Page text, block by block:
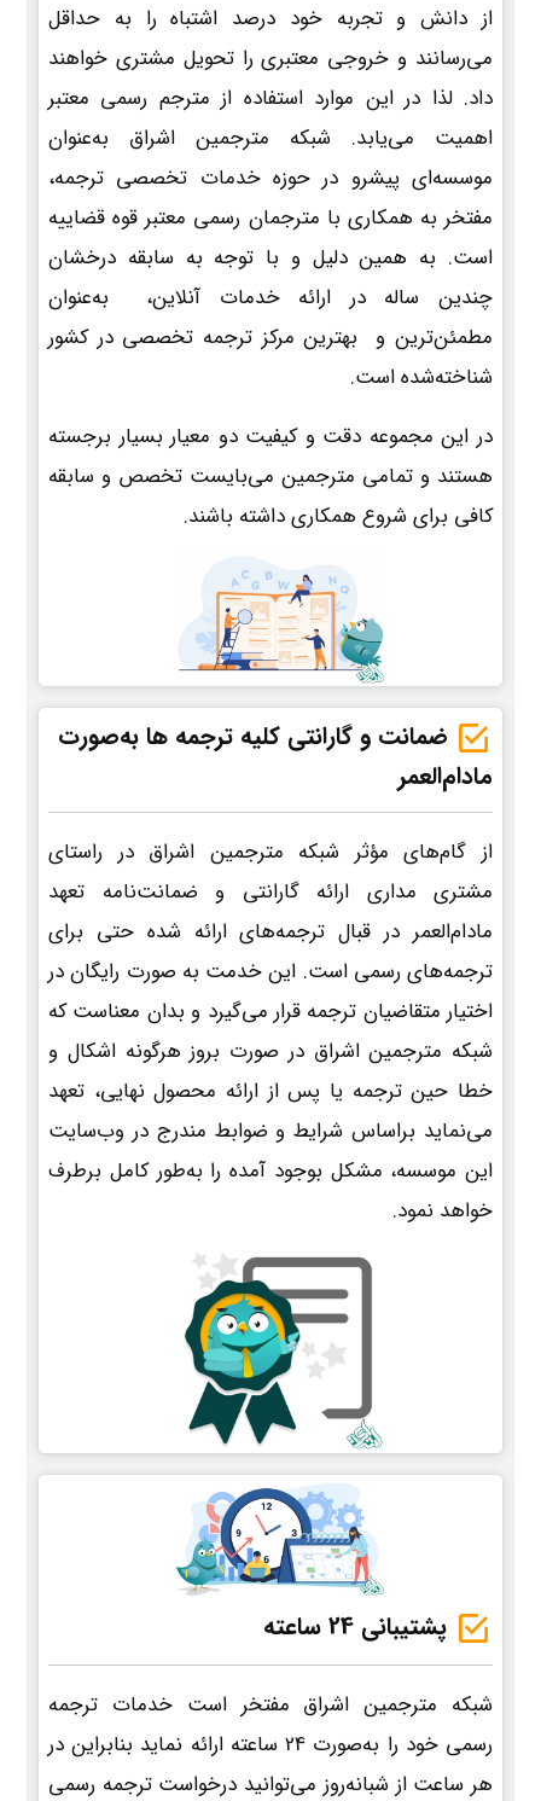
از دانش و تجربه خود درصد اشتباه را به حداقل
می‌رسانند و خروجی معتبری را تحویل مشتری خواهند
داد. لذا در این موارد استفاده از مترجم رسمی معتبر
اهمیت می‌یابد. شبکه مترجمین اشراق به‌عنوان
موسسه‌ای پیشرو در حوزه خدمات تخصصی ترجمه،
مفتخر به همکاری با مترجمان رسمی معتبر قوه قضاییه
است. به همین دلیل و با توجه به سابقه درخشان
چندین ساله در ارائه خدمات آنلاین، به‌عنوان
مطمئن‌ترین و بهترین مرکز ترجمه تخصصی در کشور
شناخته‌شده است.
در این مجموعه دقت و کیفیت دو معیار بسیار برجسته
هستند و تمامی مترجمین می‌بایست تخصص و سابقه
کافی برای شروع همکاری داشته باشند.
ضمانت و گارانتی کلیه ترجمه ها به‌صورت
مادام‌العمر
از گام‌های مؤثر شبکه مترجمین اشراق در راستای
مشتری مداری ارائه گارانتی و ضمانت‌نامه تعهد
مادام‌العمر در قبال ترجمه‌های ارائه شده حتی برای
ترجمه‌های رسمی است. این خدمت به صورت رایگان در
اختیار متقاضیان ترجمه قرار می‌گیرد و بدان معناست که
شبکه مترجمین اشراق در صورت بروز هرگونه اشکال و
خطا حین ترجمه یا پس از ارائه محصول نهایی، تعهد
می‌نماید براساس شرایط و ضوابط مندرج در وب‌سایت
این موسسه، مشکل بوجود آمده را به‌طور کامل برطرف
خواهد نمود.
پشتیبانی 24 ساعته
شبکه مترجمین اشراق مفتخر است خدمات ترجمه
رسمی خود را به‌صورت 24 ساعته ارائه نماید بنابراین در
هر ساعت از شبانه‌روز می‌توانید درخواست ترجمه رسمی